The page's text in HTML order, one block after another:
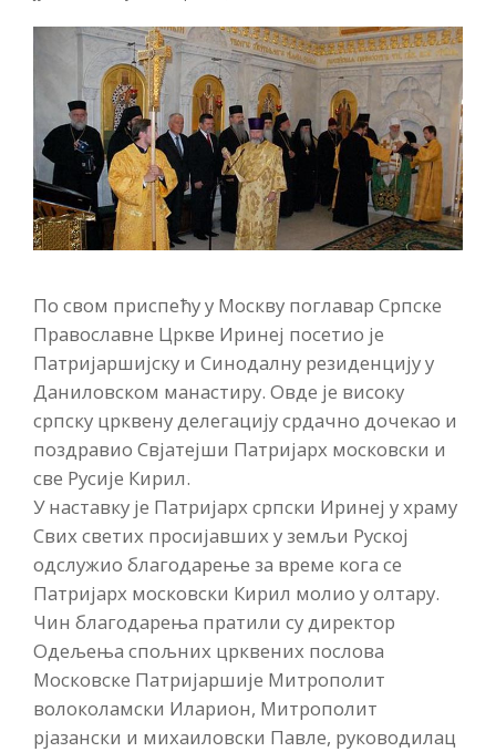
По свом приспећу у Москву поглавар Српске
Православне Цркве Иринеј посетио је
Патријаршијску и Синодалну резиденцију у
Даниловском манастиру. Овде је високу
српску црквену делегацију срдачно дочекао и
поздравио Свјатејши Патријарх московски и
све Русије Кирил.
У наставку је Патријарх српски Иринеј у храму
Свих светих просијавших у земљи Руској
одслужио благодарење за време кога се
Патријарх московски Кирил молио у олтару.
Чин благодарења пратили су директор
Одељења спољних црквених послова
Московске Патријаршије Митрополит
волоколамски Иларион, Митрополит
рјазански и михаиловски Павле, руководилац